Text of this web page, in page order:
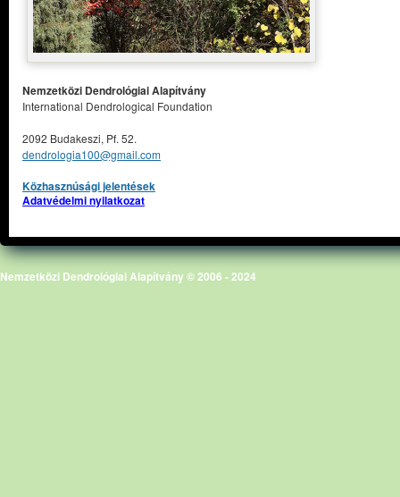
Nemzetközi Dendrológiai Alapítvány
International Dendrological Foundation
2092 Budakeszi, Pf. 52.
dendrologia100@gmail.com
Közhasznúsági jelentések
Adatvédelmi nyilatkozat
Nemzetközi Dendrológiai Alapítvány © 2006 - 2024